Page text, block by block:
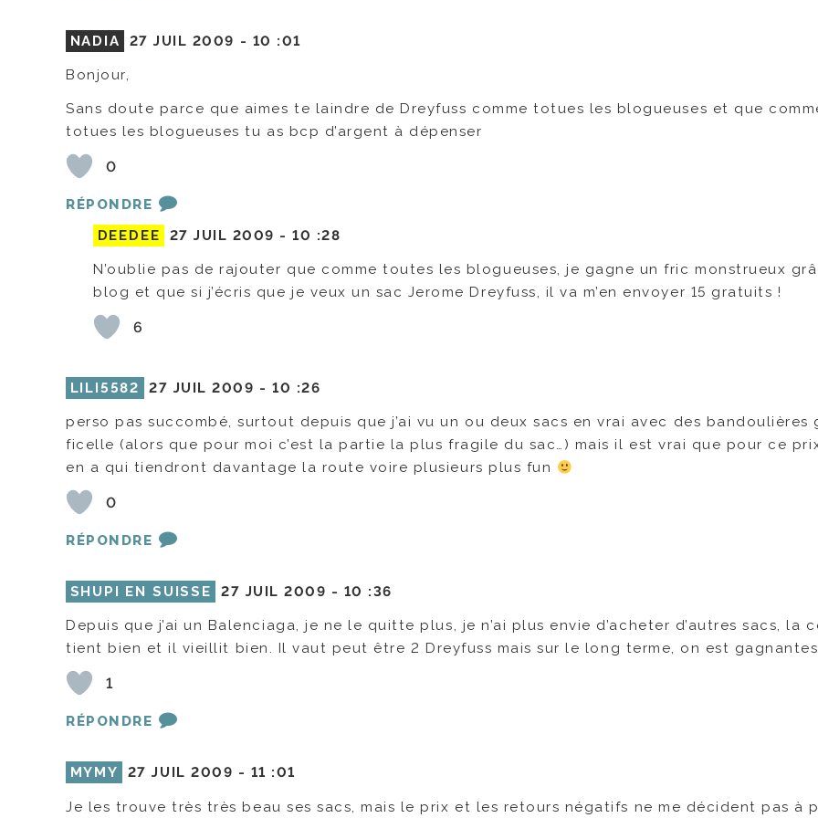
NADIA 27 JUIL 2009 - 10 :01
Bonjour,
Sans doute parce que aimes te laindre de Dreyfuss comme totues les blogueuses et que
totues les blogueuses tu as bcp d’argent à dépenser
0
RÉPONDRE
DEEDEE
27 JUIL 2009 -10 :28
N’oublie pas de rajouter que comme toutes les blogueuses, je gagne un fric monstrueux
blog et que si j’écris que je veux un sac Jerome Dreyfuss, il va m’en envoyer 15 gratuits !
6
LILI5582 27 JUIL 2009 -10 :26
perso pas succombé, surtout depuis que j’ai vu un ou deux sacs en vrai avec des bandoulières
ficelle (alors que pour moi c’est la partie la plus fragile du sac…) mais il est vrai que pour ce
en a qui tiendront davantage la route voire plusieurs plus fun
0
RÉPONDRE
SHUPI EN SUISSE 27 JUIL 2009 - 10 :36
Depuis que j’ai un Balenciaga, je ne le quitte plus, je n’ai plus envie d’acheter d’autres sacs, la
tient bien et il vieillit bien. Il vaut peut être 2 Dreyfuss mais sur le long terme, on est
1
RÉPONDRE
MYMY 27 JUIL 2009 - 11 :01
Je les trouve très très beau ses sacs, mais le prix et les retours négatifs ne me décident pas à